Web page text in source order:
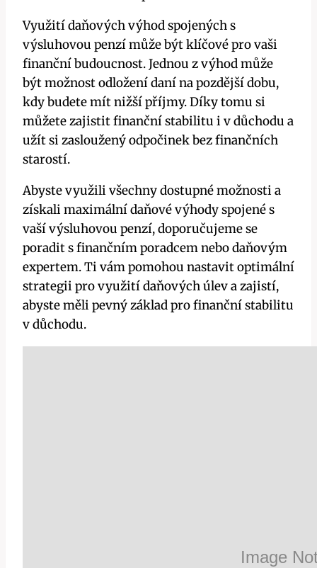
Využití daňových výhod spojených s
výsluhovou penzí může být klíčové pro vaši
finanční budoucnost. Jednou z výhod může
být možnost odložení daní na pozdější dobu,
kdy budete mít nižší příjmy. Díky tomu si
můžete zajistit finanční stabilitu i v důchodu a
užít si zasloužený odpočinek bez finančních
starostí.
Abyste využili všechny dostupné možnosti a
získali maximální daňové výhody spojené s
vaší výsluhovou penzí, doporučujeme se
poradit s finančním poradcem nebo daňovým
expertem. Ti vám pomohou nastavit optimální
strategii pro využití daňových úlev a zajistí,
abyste měli pevný základ pro finanční stabilitu
v důchodu.